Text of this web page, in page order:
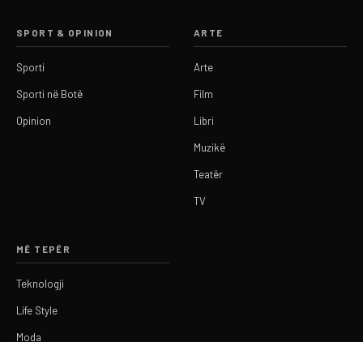
SPORT & OPINION
Sporti
Sporti në Botë
Opinion
ARTE
Arte
Film
Libri
Muzikë
Teatër
TV
MË TEPËR
Teknologji
Life Style
Moda